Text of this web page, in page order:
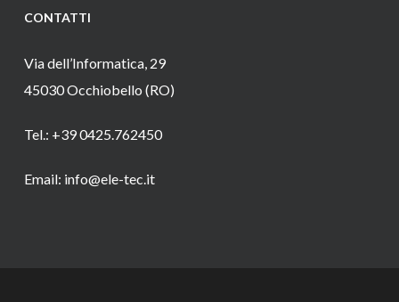
CONTATTI
Via dell’Informatica, 29
45030 Occhiobello (RO)
Tel.: +39 0425.762450
Email: info@ele-tec.it